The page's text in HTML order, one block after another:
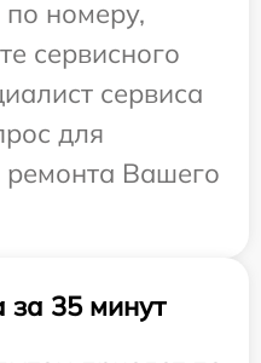
номеру,
сервисного
сервиса
для
ремонта Вашего
за 35 минут